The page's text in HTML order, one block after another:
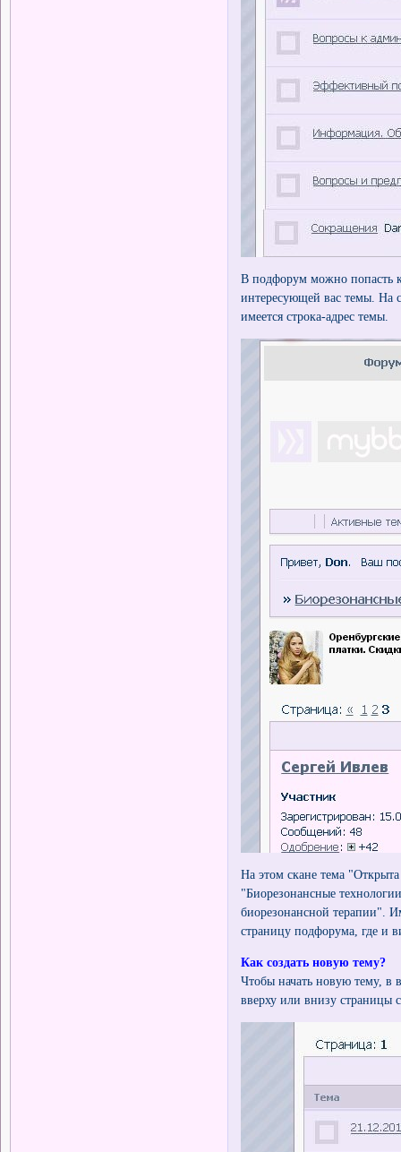
В подфорум можно попасть
интересующей вас темы. На
имеется строка-адрес темы.
На этом скане тема
"Биорезонансные
биорезонансной терапии".
страницу подфорума, где и
Как создать новую тему?
Чтобы начать новую тему,
вверху или внизу страницы